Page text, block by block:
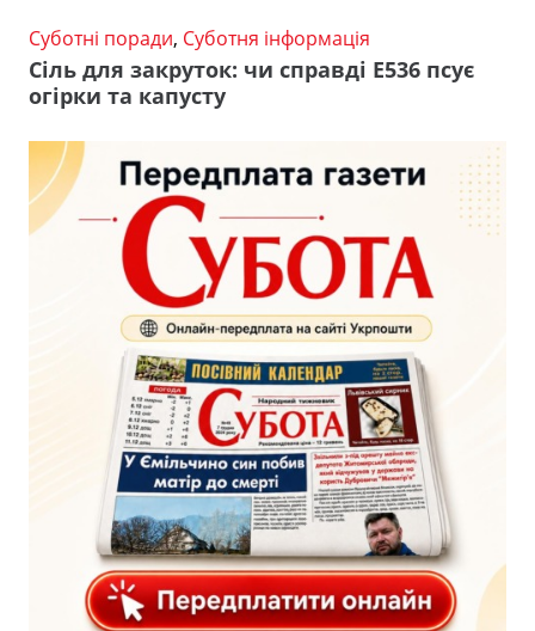
Суботні поради, Суботня інформація
Сіль для закруток: чи справді Е536 псує
огірки та капусту